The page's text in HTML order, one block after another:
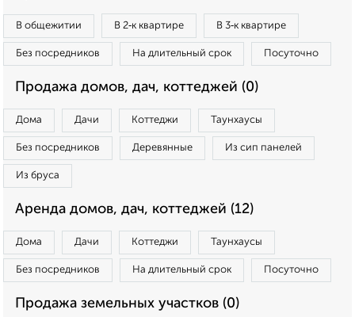
В общежитии В 2‑к квартире В 3‑к квартире
Без посредников На длительный срок Посуточно
Продажа домов, дач, коттеджей (0)
Дома Дачи Коттеджи Таунхаусы
Без посредников Деревянные Из сип панелей
Из бруса
Аренда домов, дач, коттеджей (12)
Дома Дачи Коттеджи Таунхаусы
Без посредников На длительный срок Посуточно
Продажа земельных участков (0)